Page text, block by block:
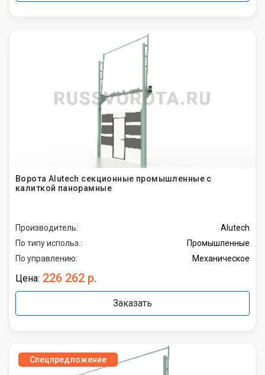
Ворота Alutech секционные промышленные с
калиткой панорамные
Производитель:
Alutech
По типу использ.:
Промышленные
По управлению:
Механическое
Цена: 226 262 р.
Заказать
Спецпредложение